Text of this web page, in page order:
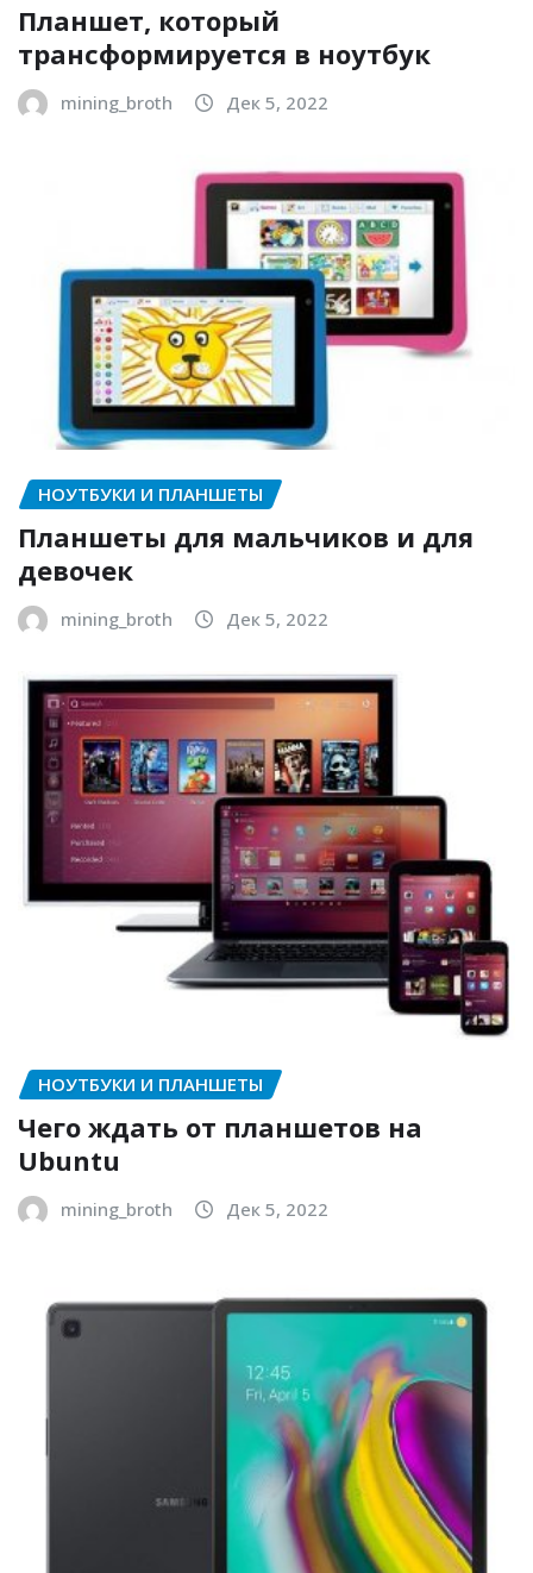
Планшет, который
трансформируется в ноутбук
mining_broth Дек 5, 2022
НОУТБУКИ И ПЛАНШЕТЫ
Планшеты для мальчиков и для
девочек
mining_broth Дек 5, 2022
НОУТБУКИ И ПЛАНШЕТЫ
Чего ждать от планшетов на
Ubuntu
mining_broth Дек 5, 2022